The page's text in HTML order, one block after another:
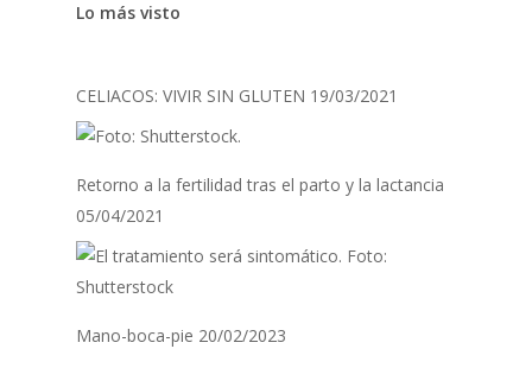
Lo más visto
CELIACOS: VIVIR SIN GLUTEN 19/03/2021
Retorno a la fertilidad tras el parto y la lactancia
05/04/2021
Mano-boca-pie 20/02/2023